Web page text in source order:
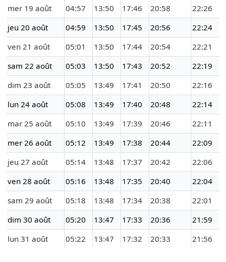
mer 19 août
04:57 13:50 17:46 20:58
22:26
jeu 20 août
04:59 13:50 17:45 20:56
22:24
ven 21 août
05:01 13:50 17:44 20:54
22:21
sam 22 août
05:03 13:50 17:43 20:52
22:19
dim 23 août
05:05 13:49 17:41 20:50
22:16
lun 24 août
05:08 13:49 17:40 20:48
22:14
mar 25 août
05:10 13:49 17:39 20:46
22:11
mer 26 août
05:12 13:49 17:38 20:44
22:09
jeu 27 août
05:14 13:48 17:37 20:42
22:06
ven 28 août
05:16 13:48 17:35 20:40
22:04
sam 29 août
05:18 13:48 17:34 20:38
22:01
dim 30 août
05:20 13:47 17:33 20:36
21:59
lun 31 août
05:22 13:47 17:32 20:33 21:56